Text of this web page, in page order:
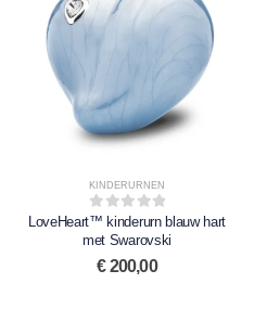
KINDERURNEN
0out of 5
LoveHeart™ kinderurn blauw hart
met Swarovski
€200,00